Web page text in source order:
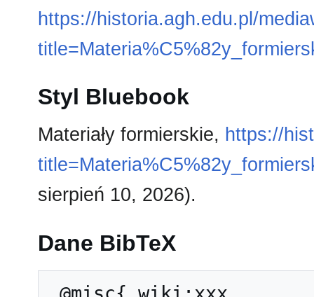
https://historia.agh.edu.pl/
Styl Bluebook
Materiały formierskie, https://
sierpień 10, 2026).
Dane BibTeX